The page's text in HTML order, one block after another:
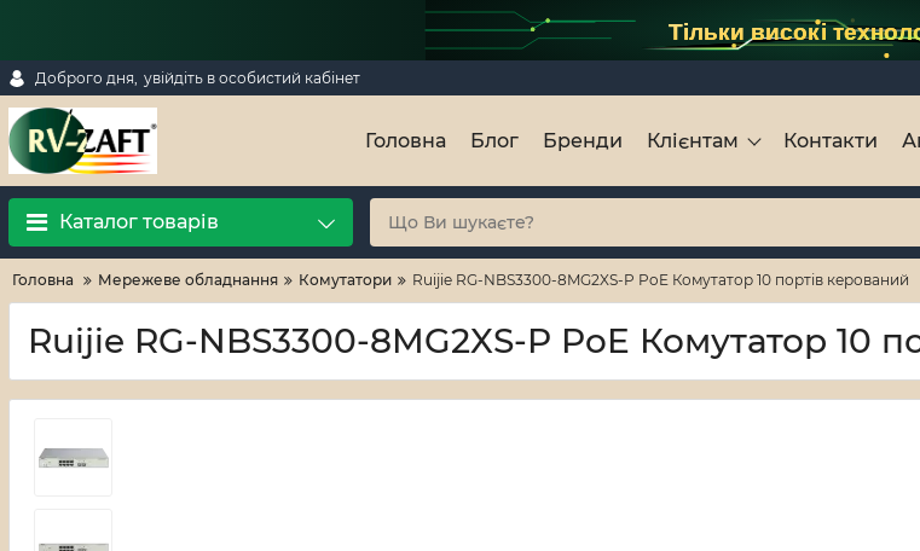
Тільки високі
Доброго дня, увійдіть в особистий кабінет
Головна Блог Бренди Клієнтам Контакти
Каталог товарів
Головна Мережеве обладнання Комутатори Ruijie RG-NBS3300-8MG2XS-P PoE Комутатор 10 портів керований
Ruijie RG-NBS3300-8MG2XS-P PoE Комутатор 10